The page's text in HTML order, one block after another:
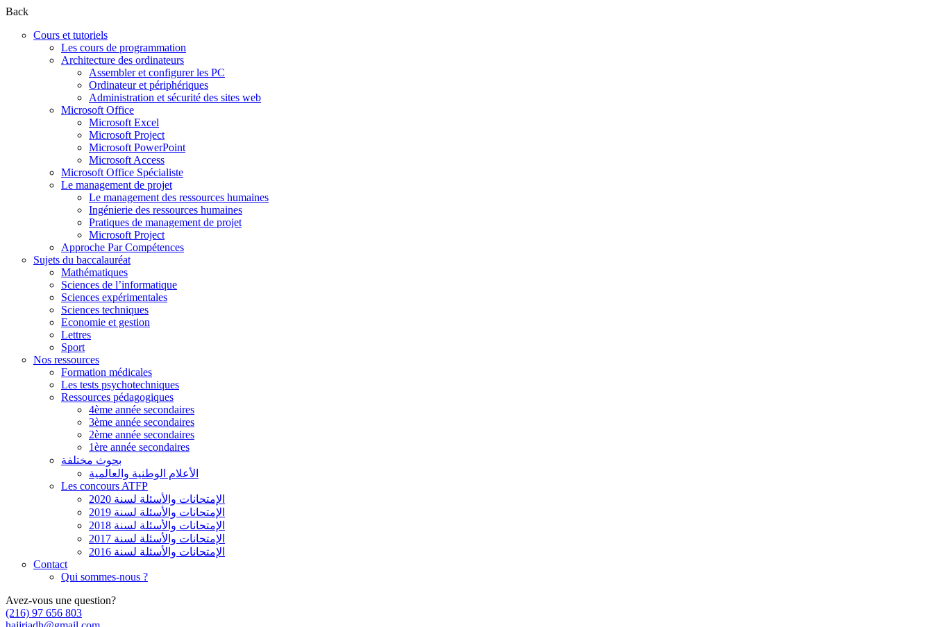
Back
Cours et tutoriels
Les cours de programmation
Architecture des ordinateurs
Assembler et configurer les PC
Ordinateur et périphériques
Administration et sécurité des sites web
Microsoft Office
Microsoft Excel
Microsoft Project
Microsoft PowerPoint
Microsoft Access
Microsoft Office Spécialiste
Le management de projet
Le management des ressources humaines
Ingénierie des ressources humaines
Pratiques de management de projet
Microsoft Project
Approche Par Compétences
Sujets du baccalauréat
Mathématiques
Sciences de l’informatique
Sciences expérimentales
Sciences techniques
Economie et gestion
Lettres
Sport
Nos ressources
Formation médicales
Les tests psychotechniques
Ressources pédagogiques
4ème année secondaires
3ème année secondaires
2ème année secondaires
1ère année secondaires
بحوث مختلفة
الأعلام الوطنية والعالمية
Les concours ATFP
الإمتحانات والأسئلة لسنة 2020
الإمتحانات والأسئلة لسنة 2019
الإمتحانات والأسئلة لسنة 2018
الإمتحانات والأسئلة لسنة 2017
الإمتحانات والأسئلة لسنة 2016
Contact
Qui sommes-nous ?
Avez-vous une question?
(216) 97 656 803